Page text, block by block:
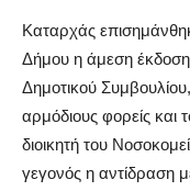
Καταρχάς
Δήμου η άμεση
Δημοτικού
αρμόδιους φορείς
διοικητή του
γεγονός η αντίδραση